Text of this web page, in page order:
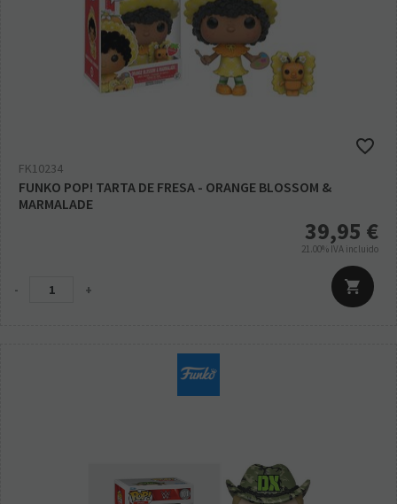
FK10234
FUNKO POP! TARTA DE FRESA - ORANGE BLOSSOM &
MARMALADE
39,95 €
21.00% IVA incluido
- +